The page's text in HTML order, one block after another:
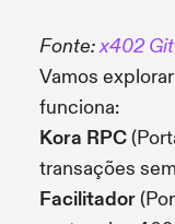
Fonte:x402
Vamos
funciona:
Kora RPC
transações
Facilitador